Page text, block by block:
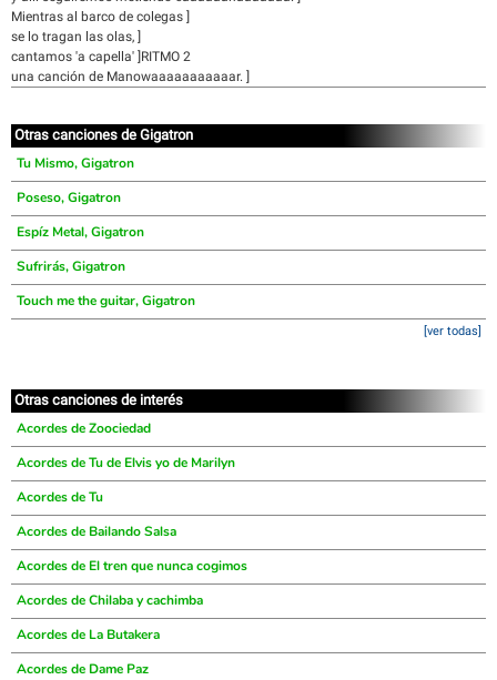
Mientras al barco de colegas ]
se lo tragan las olas, ]
cantamos 'a capella' ]RITMO 2
una canción de Manowaaaaaaaaaaar. ]
Otras canciones de Gigatron
Tu Mismo, Gigatron
Poseso, Gigatron
Espíz Metal, Gigatron
Sufrirás, Gigatron
Touch me the guitar, Gigatron
[ver todas]
Otras canciones de interés
Acordes de Zoociedad
Acordes de Tu de Elvis yo de Marilyn
Acordes de Tu
Acordes de Bailando Salsa
Acordes de El tren que nunca cogimos
Acordes de Chilaba y cachimba
Acordes de La Butakera
Acordes de Dame Paz